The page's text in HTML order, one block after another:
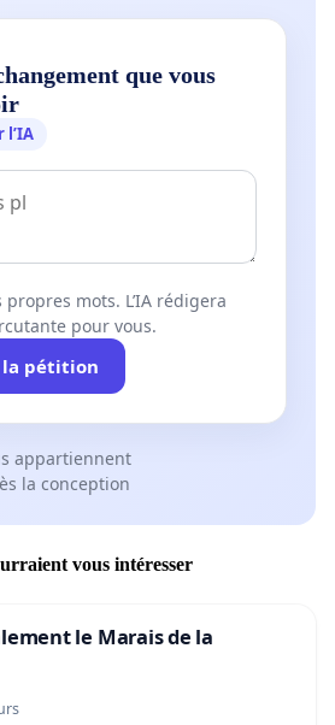
que vous
l’IA
propres mots. L’IA rédigera
pour vous.
la pétition
appartiennent
la conception
vous intéresser
le Marais de la